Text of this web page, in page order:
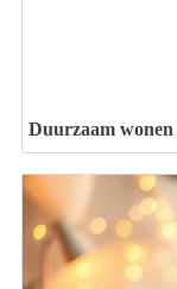
Duurzaam